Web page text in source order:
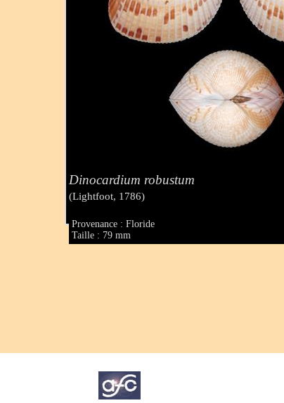
Dinocardium robustum
(Lightfoot, 1786)
Provenance : Floride
Taille : 79 mm